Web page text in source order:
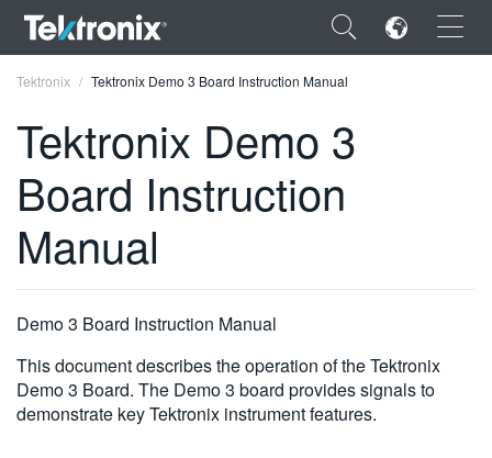
×
ENGLISH
FRANÇAIS
简体中文
日本語
Tektronix Tektronix Demo 3 Board Instruction Manual
Tektronix Demo 3
Board Instruction
Manual
Demo 3 Board Instruction Manual
This document describes the operation of the Tektronix
Demo 3 Board. The Demo 3 board provides signals to
demonstrate key Tektronix instrument features.